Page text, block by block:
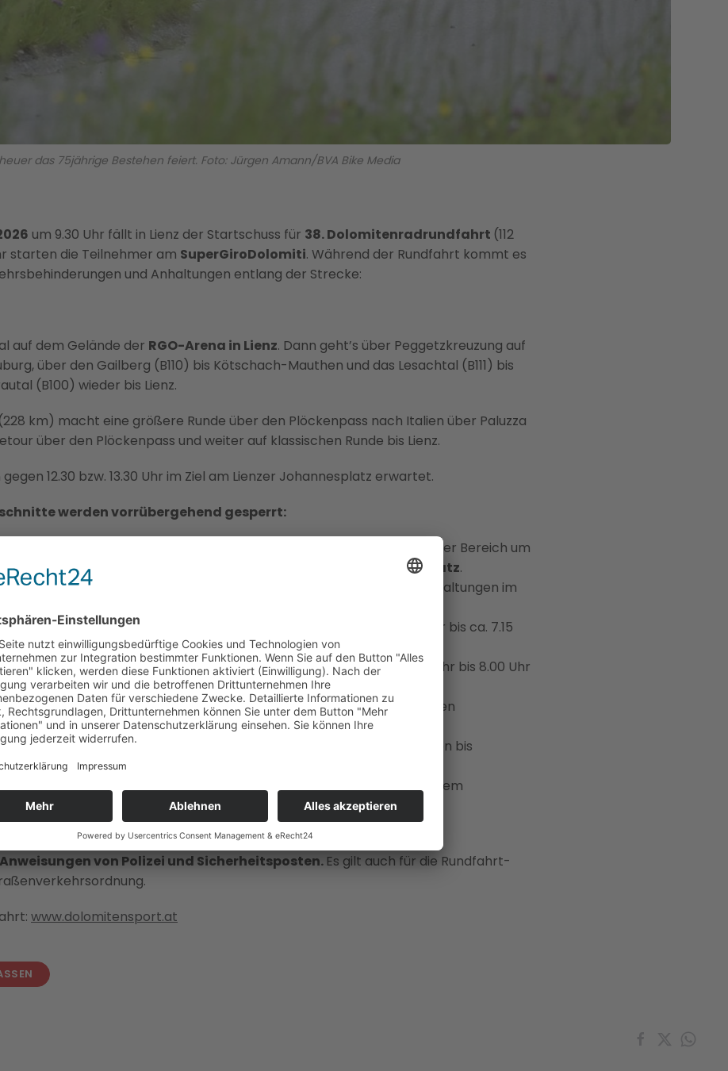
das 75jährige Bestehen feiert. Foto: Jürgen Amann/BVA Bike Media
um 9.30 Uhr fällt in Lienz der Startschuss für 38. Dolomitenradrundfahrt (112
starten die Teilnehmer am SuperGiroDolomiti. Während der Rundfahrt kommt es
und Anhaltungen entlang der Strecke:
auf dem Gelände der RGO-Arena in Lienz. Dann geht’s über Peggetzkreuzung auf
über den Gailberg (B110) bis Kötschach-Mauthen und das Lesachtal (B111) bis
(B100) wieder bis Lienz.
km) macht eine größere Runde über den Plöckenpass nach Italien über Paluzza
über den Plöckenpass und weiter auf klassischen Runde bis Lienz.
12.30 bzw. 13.30 Uhr im Ziel am Lienzer Johannesplatz erwartet.
werden vorrübergehend gesperrt:
die
gesperrt, sowie in der Innenstadt der Bereich um
Platz, Messinggasse, Kreuzgasse, Rosengasse und Johannesplatz.
Sonntag (14.6.) um 6.30 Uhr und 09.30 Uhr kommt es in Lienz zu Anhaltungen im
ab Kärntner Landesgrenze bis Oberdrauburg von 6.30 Uhr bis ca. 7.15
bis ca. 10.45 Uhr.
ist von Oberdrauburg bis Kötschach-Mauthen von ca. 6.30 Uhr bis 8.00 Uhr
9.30 bis 11.15 Uhr
Mauthen und der Passhöhe ist von 7.15 Uhr bis 13.00 Uhr in beiden
gesperrt.
auch dieB111 Gailtalstraße
im Lesachtal von Kötschach-Mauthen bis
bis ca 13.00 Uhr in beide Richtungen.
sowie auf derB100 zwischen Tassenbach und Lienzist vor allem
geboten.
Strecke kann es zu kurzen Anhaltungen kommen.
von Polizei und Sicherheitsposten.Es gilt auch für die Rundfahrt-
www.dolomitensport.at